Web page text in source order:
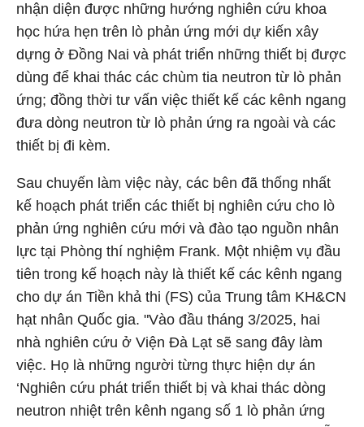
nhận diện được những hướng nghiên cứu khoa
học hứa hẹn trên lò phản ứng mới dự kiến xây
dựng ở Đồng Nai và phát triển những thiết bị được
dùng để khai thác các chùm tia neutron từ lò phản
ứng; đồng thời tư vấn việc thiết kế các kênh ngang
đưa dòng neutron từ lò phản ứng ra ngoài và các
thiết bị đi kèm.
Sau chuyến làm việc này, các bên đã thống nhất
kế hoạch phát triển các thiết bị nghiên cứu cho lò
phản ứng nghiên cứu mới và đào tạo nguồn nhân
lực tại Phòng thí nghiệm Frank. Một nhiệm vụ đầu
tiên trong kế hoạch này là thiết kế các kênh ngang
cho dự án Tiền khả thi (FS) của Trung tâm KH&CN
hạt nhân Quốc gia. "Vào đầu tháng 3/2025, hai
nhà nghiên cứu ở Viện Đà Lạt sẽ sang đây làm
việc. Họ là những người từng thực hiện dự án
‘Nghiên cứu phát triển thiết bị và khai thác dòng
neutron nhiệt trên kênh ngang số 1 lò phản ứng